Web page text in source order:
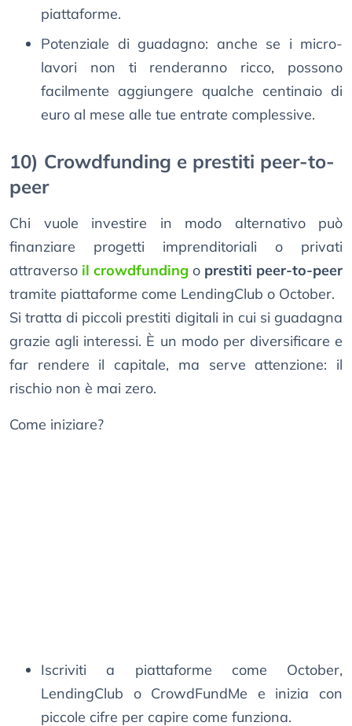
piattaforme.
Potenziale di guadagno: anche se i micro-
lavori non ti renderanno ricco, possono
facilmente aggiungere qualche centinaio di
euro al mese alle tue entrate complessive.
10) Crowdfunding e prestiti peer-to-
peer
Chi vuole investire in modo alternativo può
finanziare progetti imprenditoriali o privati
attraverso il crowdfunding o prestiti peer-to-peer
tramite piattaforme come LendingClub o October.
Si tratta di piccoli prestiti digitali in cui si guadagna
grazie agli interessi. È un modo per diversificare e
far rendere il capitale, ma serve attenzione: il
rischio non è mai zero.
Come iniziare?
Iscriviti a piattaforme come October,
LendingClub o CrowdFundMe e inizia con
piccole cifre per capire come funziona.